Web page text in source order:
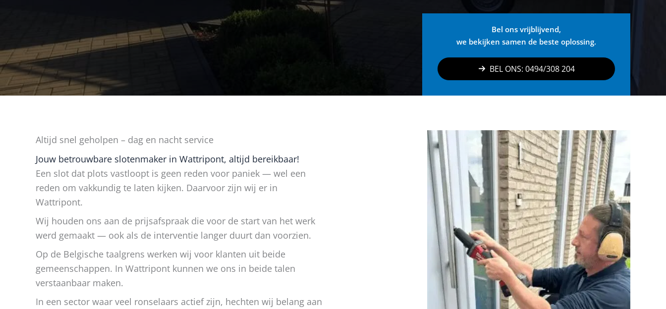
Bel ons vrijblijvend,
we bekijken samen de beste oplossing.
BEL ONS: 0494/308 204
Altijd snel geholpen – dag en nacht service
Jouw betrouwbare slotenmaker in Wattripont, altijd bereikbaar!
Een slot dat plots vastloopt is geen reden voor paniek — wel een
reden om vakkundig te laten kijken. Daarvoor zijn wij er in
Wattripont.
Wij houden ons aan de prijsafspraak die voor de start van het werk
werd gemaakt — ook als de interventie langer duurt dan voorzien.
Op de Belgische taalgrens werken wij voor klanten uit beide
gemeenschappen. In Wattripont kunnen we ons in beide talen
verstaanbaar maken.
In een sector waar veel ronselaars actief zijn, hechten wij belang aan